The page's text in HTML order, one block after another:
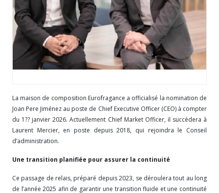
La maison de composition Eurofragance a officialisé la nomination de
Joan Pere Jiménez au poste de Chief Executive Officer (CEO) à compter
du 1?? janvier 2026. Actuellement Chief Market Officer, il succédera à
Laurent Mercier, en poste depuis 2018, qui rejoindra le Conseil
d’administration.
Une transition planifiée pour assurer la continuité
Ce passage de relais, préparé depuis 2023, se déroulera tout au long
de l’année 2025 afin de garantir une transition fluide et une continuité